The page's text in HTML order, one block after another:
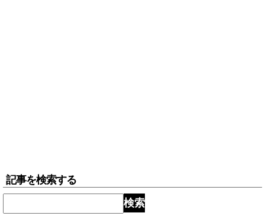
記事を検索する
検索